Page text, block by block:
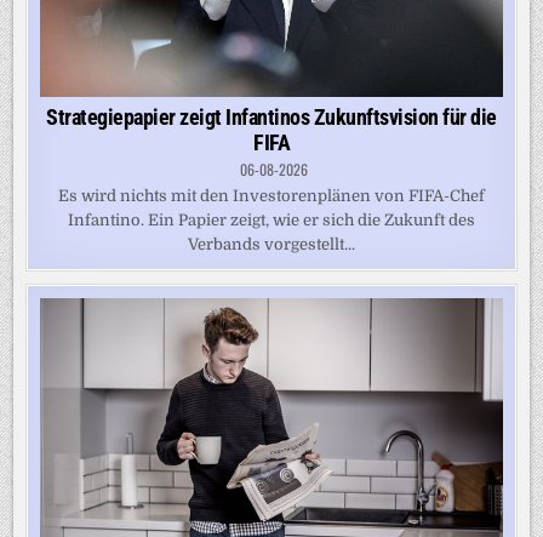
Strategiepapier zeigt Infantinos Zukunftsvision für die
FIFA
06-08-2026
Es wird nichts mit den Investorenplänen von FIFA-Chef
Infantino. Ein Papier zeigt, wie er sich die Zukunft des
Verbands vorgestellt...